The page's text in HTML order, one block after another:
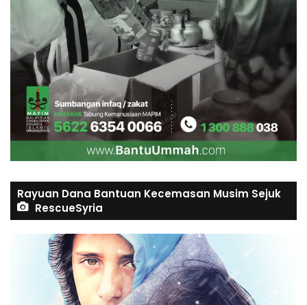
Rayuan Dana Bantuan Kecemasan Musim Sejuk
RescueSyria